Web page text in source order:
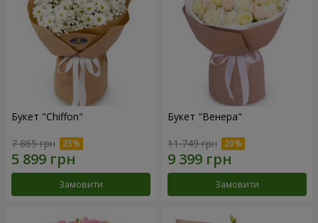
Букет "Chiffon"
7 865 грн
Замовити
Букет "Венера"
11 749 грн
Замовити